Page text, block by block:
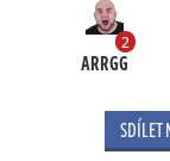
2
ARRGG
SDÍLET